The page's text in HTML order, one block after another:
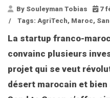
By Souleyman Tobias
7
/
Tags: AgriTech, Maroc,
La startup franco-
convainc plusieurs
projet qui se veut
désert marocain et